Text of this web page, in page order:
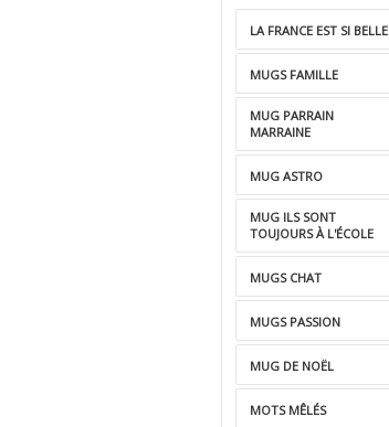
LA FRANCE EST SI BELLE
MUGS FAMILLE
MUG PARRAIN
MARRAINE
MUG ASTRO
MUG ILS SONT
TOUJOURS À L'ÉCOLE
MUGS CHAT
MUGS PASSION
MUG DE NOËL
MOTS MÊLÉS